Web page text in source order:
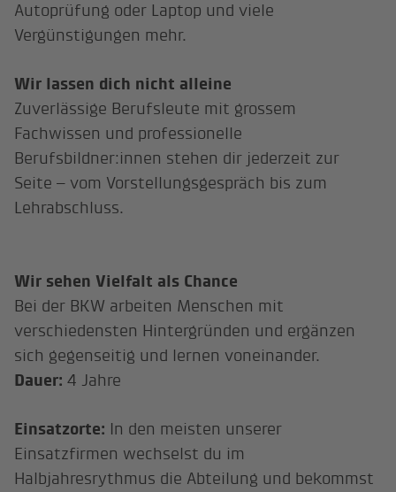
Autoprüfung oder Laptop und viele
Vergünstigungen mehr.
Wir lassen dich nicht alleine
Zuverlässige Berufsleute mit grossem
Fachwissen und professionelle
Berufsbildner:innen stehen dir jederzeit zur
Seite – vom Vorstellungsgespräch bis zum
Lehrabschluss.
Wir sehen Vielfalt als Chance
Bei der BKW arbeiten Menschen mit
verschiedensten Hintergründen und ergänzen
sich gegenseitig und lernen voneinander.
Dauer:4 Jahre
Einsatzorte: In den meisten unserer
Einsatzfirmen wechselst du im
Halbjahresrythmus die Abteilung und bekommst